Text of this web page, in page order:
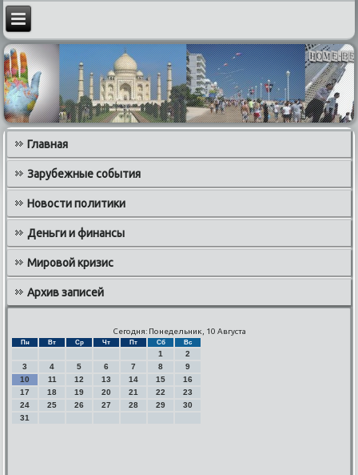
Главная
Зарубежные события
Новости политики
Деньги и финансы
Мировой кризис
Архив записей
Сегодня: Понедельник, 10 Августа
Пн Вт Ср Чт Пт Сб Вс
1
2
3
4 5 6 7 8
9
10
11 12 13 14 15
16
17
18 19 20 21 22
23
24
25 26 27 28 29
30
31